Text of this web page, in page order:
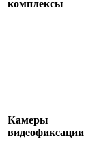
комплексы
Камеры
видеофиксации